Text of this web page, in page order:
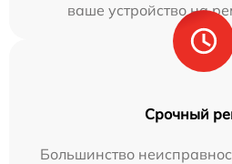
ваше устройство на
Срочный
Большинство